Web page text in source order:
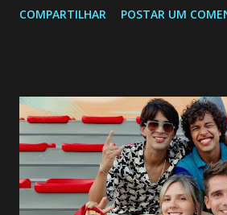
a Programação Semanal do SBT de
confessa a Gabriel que ele
pessoa que ela tanto desejou durante
entra no quarto de Gabriel e imagina
encontro deles, quando conseguir
Paula sobre a suposta infidelidade de
COMPARTILHAR POSTAR UM